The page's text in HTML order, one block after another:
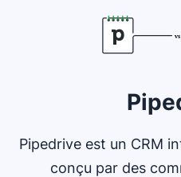
Pipedrive est un CRM
conçu par des